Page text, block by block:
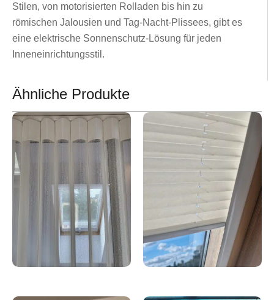
Stilen, von motorisierten Rolladen bis hin zu
römischen Jalousien und Tag-Nacht-Plissees, gibt es
eine elektrische Sonnenschutz-Lösung für jeden
Inneneinrichtungsstil.
Ähnliche Produkte